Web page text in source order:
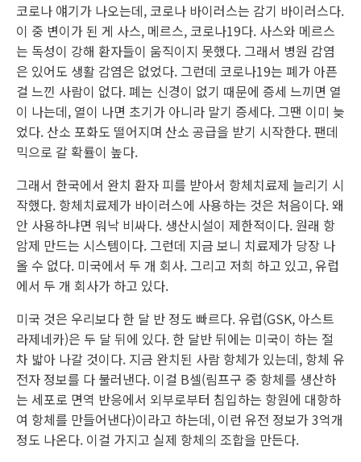
코로나 얘기가 나오는데, 코로나 바이러스는 감기 바이러스다.
이 중 변이가 된 게 사스, 메르스, 코로나19다. 사스와 메르스
는 독성이 강해 환자들이 움직이지 못했다. 그래서 병원 감염
은 있어도 생활 감염은 없었다. 그런데 코로나19는 폐가 아픈
걸 느낀 사람이 없다. 폐는 신경이 없기 때문에 증세 느끼면 열
이 나는데, 열이 나면 초기가 아니라 말기 증세다. 그땐 이미 늦
었다. 산소 포화도 떨어지며 산소 공급을 받기 시작한다. 팬데
믹으로 갈 확률이 높다.
그래서 한국에서 완치 환자 피를 받아서 항체치료제 늘리기 시
작했다. 항체치료제가 바이러스에 사용하는 것은 처음이다. 왜
안 사용하냐면 워낙 비싸다. 생산시설이 제한적이다. 원래 항
암제 만드는 시스템이다. 그런데 지금 보니 치료제가 당장 나
올 수 없다. 미국에서 두 개 회사. 그리고 저희 하고 있고, 유럽
에서 두 개 회사가 하고 있다.
미국 것은 우리보다 한 달 반 정도 빠르다. 유럽(GSK, 아스트
라제네카)은 두 달 뒤에 있다. 한 달반 뒤에는 미국이 하는 절
차 밟아 나갈 것이다. 지금 완치된 사람 항체가 있는데, 항체 유
전자 정보를 다 불러낸다. 이걸 B셀(림프구 중 항체를 생산하
는 세포로 면역 반응에서 외부로부터 침입하는 항원에 대항하
여 항체를 만들어낸다)이라고 하는데, 이런 유전 정보가 3억개
정도 나온다. 이걸 가지고 실제 항체의 조합을 만든다.